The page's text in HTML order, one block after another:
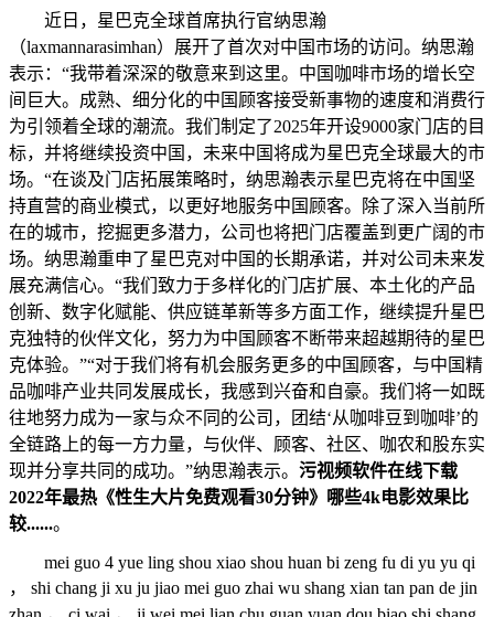
近日，星巴克全球首席执行官纳思瀚
（laxmannarasimhan）展开了首次对中国市场的访问。纳思瀚
表示：“我带着深深的敬意来到这里。中国咖啡市场的增长空
间巨大。成熟、细分化的中国顾客接受新事物的速度和消费行
为引领着全球的潮流。我们制定了2025年开设9000家门店的目
标，并将继续投资中国，未来中国将成为星巴克全球最大的市
场。“在谈及门店拓展策略时，纳思瀚表示星巴克将在中国坚
持直营的商业模式，以更好地服务中国顾客。除了深入当前所
在的城市，挖掘更多潜力，公司也将把门店覆盖到更广阔的市
场。纳思瀚重申了星巴克对中国的长期承诺，并对公司未来发
展充满信心。“我们致力于多样化的门店扩展、本土化的产品
创新、数字化赋能、供应链革新等多方面工作，继续提升星巴
克独特的伙伴文化，努力为中国顾客不断带来超越期待的星巴
克体验。”“对于我们将有机会服务更多的中国顾客，与中国精
品咖啡产业共同发展成长，我感到兴奋和自豪。我们将一如既
往地努力成为一家与众不同的公司，团结‘从咖啡豆到咖啡’的
全链路上的每一方力量，与伙伴、顾客、社区、咖农和股东实
现并分享共同的成功。”纳思瀚表示。 污视频软件在线下载
2022年最热《性生大片免费观看30分钟》哪些4k电影效果比
较......。
mei guo 4 yue ling shou xiao shou huan bi zeng fu di yu yu qi
， shi chang ji xu ju jiao mei guo zhai wu shang xian tan pan de jin